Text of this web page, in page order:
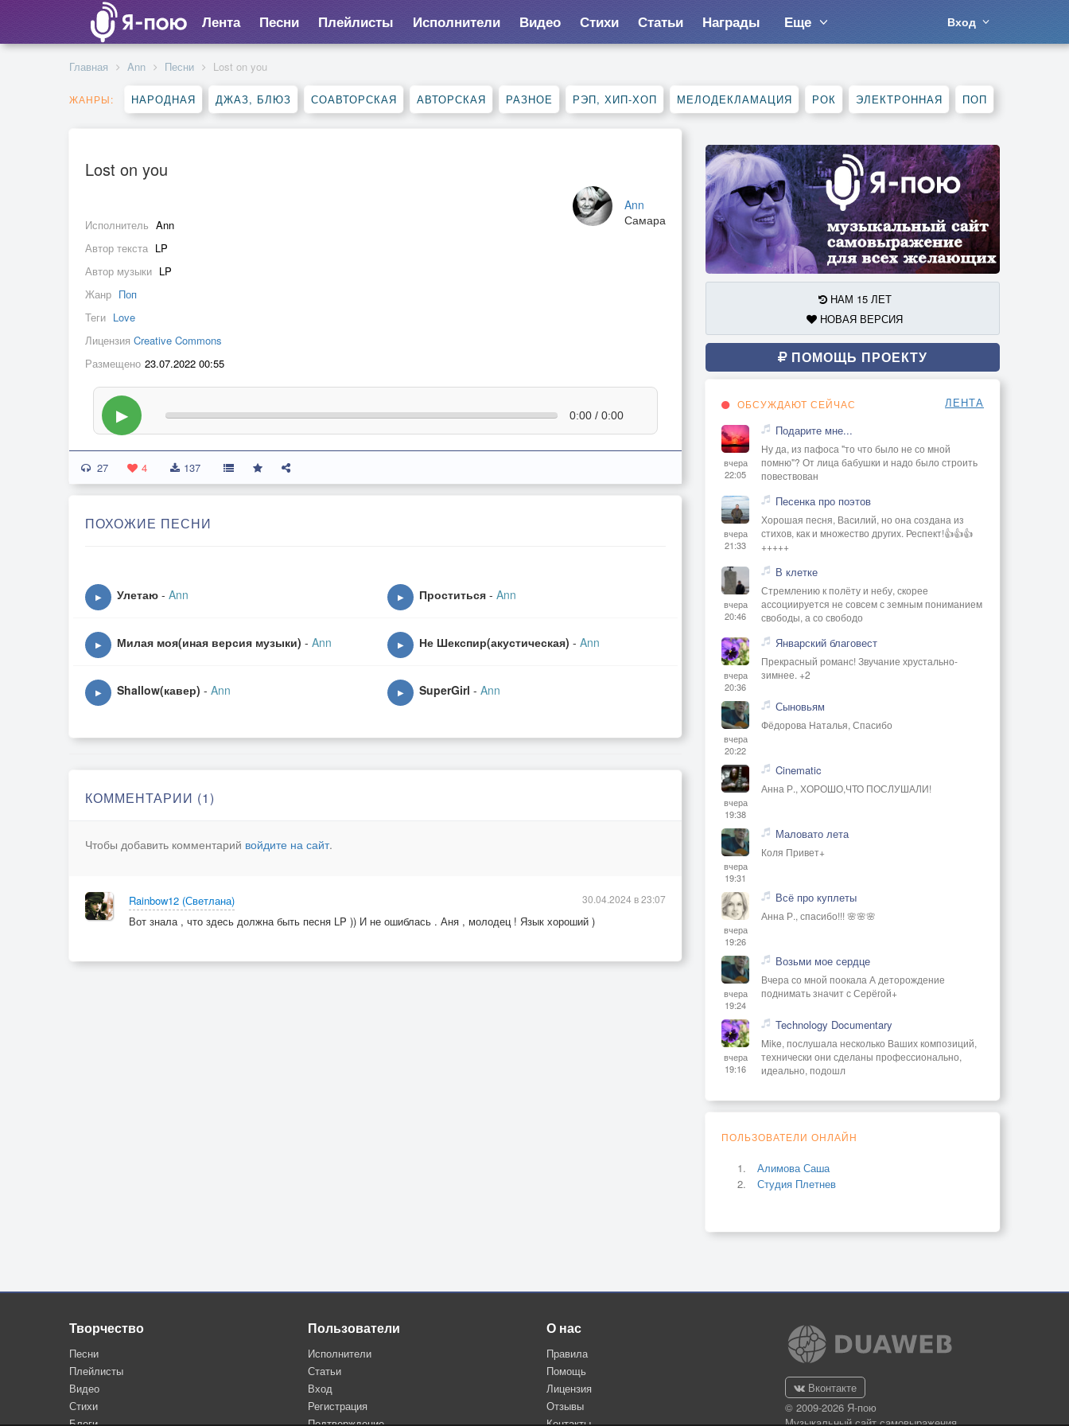
Лента Песни Плейлисты Исполнители Видео Стихи Статьи Награды Еще Вход
Главная Ann Песни Lost on you
ЖАНРЫ: НАРОДНАЯ ДЖАЗ, БЛЮЗ СОАВТОРСКАЯ АВТОРСКАЯ РАЗНОЕ РЭП, ХИП-ХОП МЕЛОДЕКЛАМАЦИЯ РОК ЭЛЕКТРОННАЯ ПОП
Lost on you
Ann
Самара
Исполнитель Ann
Автор текста LP
Автор музыки LP
Жанр Поп
Теги Love
Лицензия Creative Commons
Размещено 23.07.2022 00:55
▶ 0:00 / 0:00
27 4 137
ПОХОЖИЕ ПЕСНИ
▶ Улетаю - Ann ▶ Проститься - Ann
▶ Милая моя(иная версия музыки) - Ann ▶ Не Шекспир(акустическая) - Ann
▶ Shallow(кавер) - Ann ▶ SuperGirl - Ann
КОММЕНТАРИИ (1)
Чтобы добавить комментарий войдите на сайт.
Rainbow12 (Светлана)
Вот знала , что здесь должна быть песня LP )) И не ошиблась . Аня , молодец ! Язык хороший )
30.04.2024 в 23:07
НАМ 15 ЛЕТ
НОВАЯ ВЕРСИЯ
ПОМОЩЬ ПРОЕКТУ
ОБСУЖДАЮТ СЕЙЧАС ЛЕНТА
вчера
22:05
Подарите мне...
Ну да, из пафоса "то что было не со мной
помню"? От лица бабушки и надо было строить
повествован
вчера
21:33
Песенка про поэтов
Хорошая песня, Василий, но она создана из
стихов, как и множество других. Респект!👍👍👍
+++++
вчера
20:46
В клетке
Стремлению к полёту и небу, скорее
ассоциируется не совсем с земным пониманием
свободы, а со свободо
вчера
20:36
Январский благовест
Прекрасный романс! Звучание хрустально-
зимнее. +2
вчера
20:22
Сыновьям
Фёдорова Наталья, Спасибо
вчера
19:38
Cinematic
Анна Р., ХОРОШО,ЧТО ПОСЛУШАЛИ!
вчера
19:31
Маловато лета
Коля Привет+
вчера
19:26
Всё про куплеты
Анна Р., спасибо!!! 🌸🌸🌸
вчера
19:24
Возьми мое сердце
Вчера со мной поокала А деторождение
поднимать значит с Серёгой+
вчера
19:16
Technology Documentary
Mike, послушала несколько Ваших композиций,
технически они сделаны профессионально,
идеально, подошл
ПОЛЬЗОВАТЕЛИ ОНЛАЙН
Алимова Саша
Студия Плетнев
Творчество
Песни
Плейлисты
Видео
Стихи
Пользователи
Исполнители
Статьи
Вход
Регистрация
О нас
Правила
Помощь
Лицензия
Отзывы
Вконтакте
© 2009-2026 Я-пою
Музыкальный сайт самовыражения